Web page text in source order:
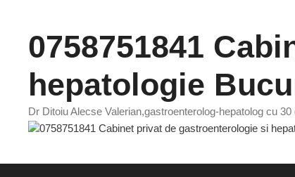
conținut0758751841
hepatologie
Dr Ditoiu Alecse Valerian,gastroenterolog-hepatolog cu